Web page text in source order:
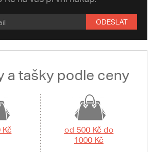
ODESLAT
a tašky podle ceny
Kč
od 500 Kč do
1000 Kč